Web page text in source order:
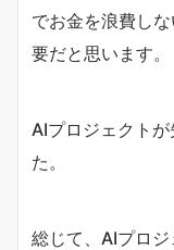
でお金を浪費し
要だと思います。
AIプロジェクト
た。
総じて、AIプロ